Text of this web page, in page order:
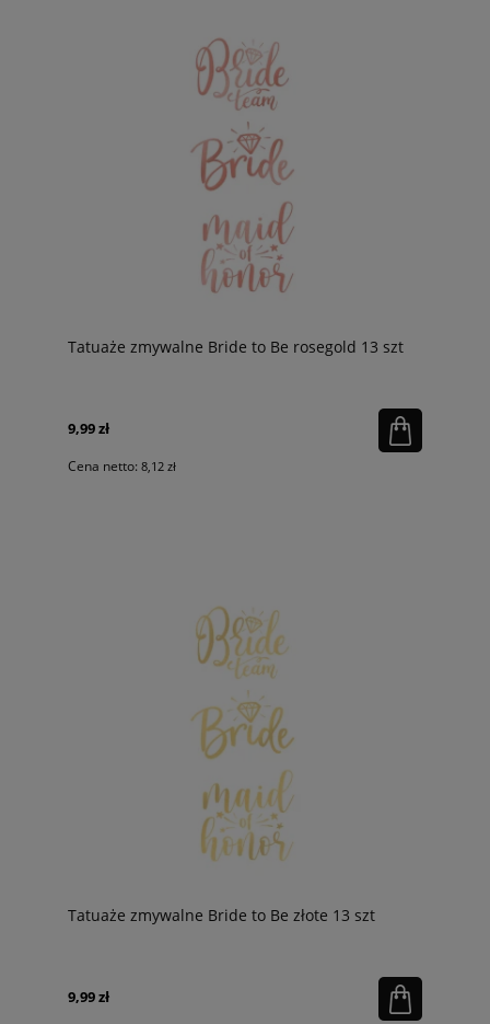
Tatuaże zmywalne Bride to Be rosegold 13 szt
9,99 zł
Cena netto: 8,12 zł
Tatuaże zmywalne Bride to Be złote 13 szt
9,99 zł